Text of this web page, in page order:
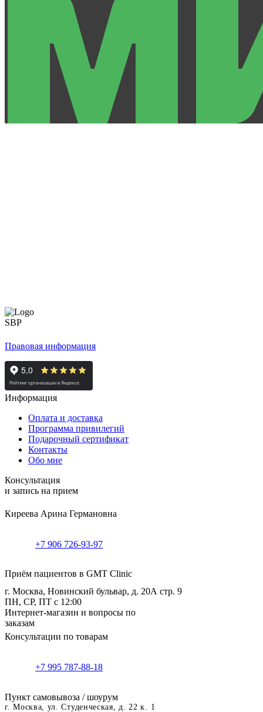
Правовая информация
Информация
Оплата и доставка
Программа привилегий
Подарочный сертификат
Контакты
Обо мне
Консультация
и запись на прием
Киреева Арина Германовна
+7 906 726-93-97
Приём пациентов в GMT Clinic
г. Москва, Новинский бульвар, д. 20А стр. 9
ПН, СР, ПТ с 12:00
Интернет-магазин и вопросы по
заказам
Консультации по товарам
+7 995 787-88-18
Пункт самовывоза / шоурум
г. Москва, ул. Студенческая, д. 22 к. 1